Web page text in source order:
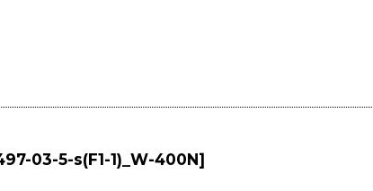
03-5-s(F1-1)_W-400N]